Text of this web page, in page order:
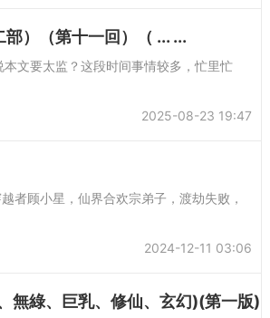
）（第十一回）（ ... ...
文要太监？这段时间事情较多，忙里忙
2025-08-23 19:47
界合欢宗弟子，渡劫失败，
2024-12-11 03:06
無綠、巨乳、修仙、玄幻)(第一版)